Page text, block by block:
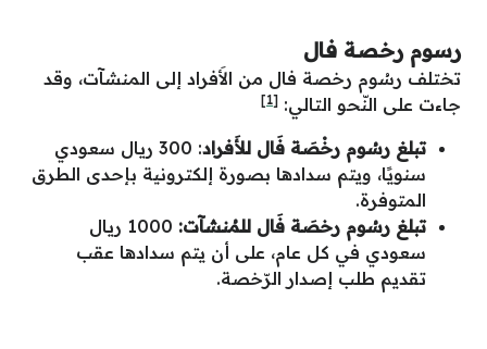
رسوم رخصة فال
تختلف رسُوم رخصة فال من الأَفراد إلى المنشآت، وقد
جاءت على النّحو التالي: [1]
تبلغ رسُوم رخْصَة فَال للأَفراد
: 300 ريال سعودي
سنويًا، ويتم سدادها بصورة إلكترونية بإحدى الطرق
المتوفرة.
تبلغ رسُوم رخصَة فَال للمُنشآت:
1000 ريال
سعودي في كل عام، على أن يتم سدادها عقب
تقديم طلب إصدار الرّخصة.